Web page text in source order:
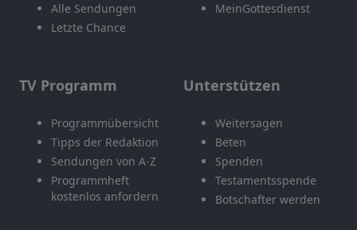
Alle Sendungen
Letzte Chance
MeinGottesdienst
TV Programm
Programmübersicht
Tipps der Redaktion
Sendungen von A-Z
Programmheft
kostenlos anfordern
Unterstützen
Weitersagen
Beten
Spenden
Testamentsspende
Botschafter werden